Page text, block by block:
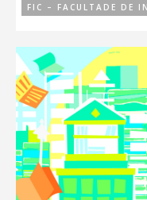
FIC – FACULTADE DE